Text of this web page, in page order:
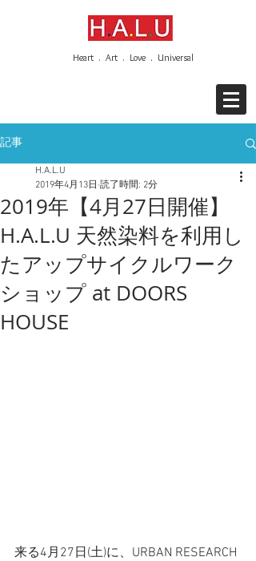
Heart . Art . Love . Universal
記事
2019年【4月27日開催】
H.A.L.U 天然染料を利用し
たアップサイクルワーク
ショップ at DOORS
HOUSE
H.A.L.U
2019年4月13日 読了時間: 2分
来る4月27日(土)に、URBAN RESEARCH